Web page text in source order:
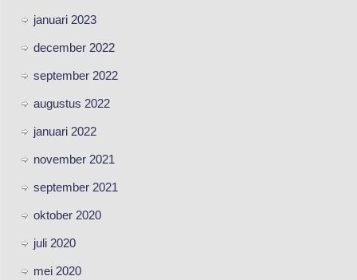
januari 2023
december 2022
september 2022
augustus 2022
januari 2022
november 2021
september 2021
oktober 2020
juli 2020
mei 2020